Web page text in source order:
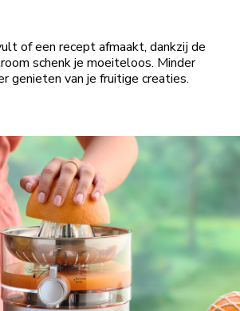
of een recept afmaakt, dankzij de
schenk je moeiteloos. Minder
genieten van je fruitige creaties.